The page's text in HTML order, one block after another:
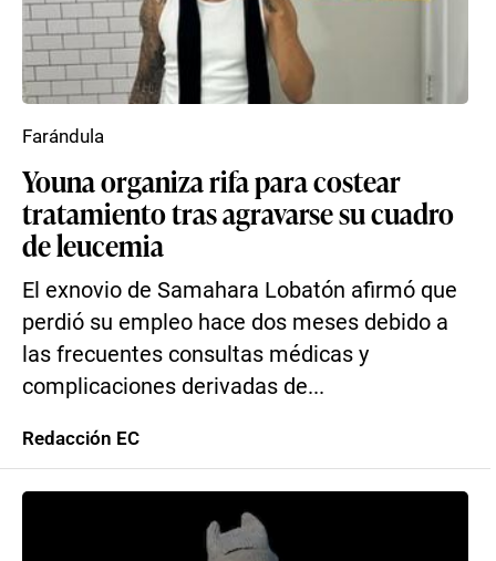
Youna organiza rifa para costear
tratamiento tras agravarse su cuadro
de leucemia
El exnovio de Samahara Lobatón afirmó que
perdió su empleo hace dos meses debido a
las frecuentes consultas médicas y
complicaciones derivadas de...
Farándula
Redacción EC